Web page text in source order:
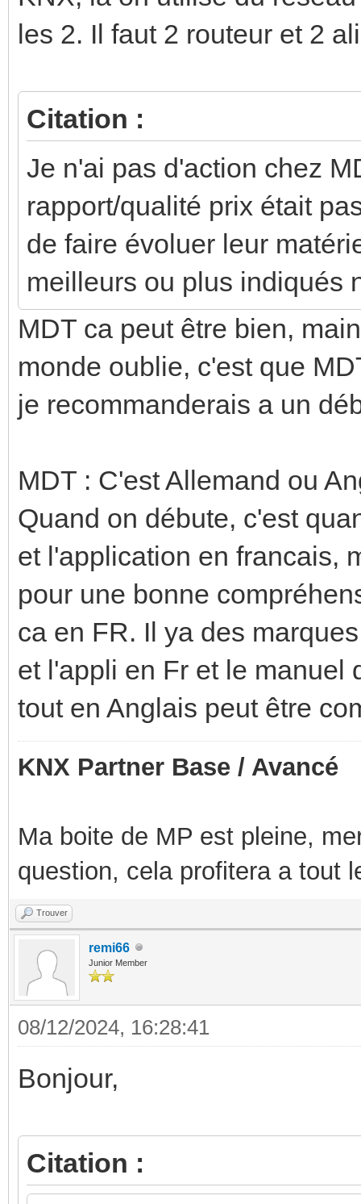
les 2. Il faut 2 routeur et 2
Citation :
Je n'ai pas d'action chez
rapport/qualité prix était
de faire évoluer leur
meilleurs ou plus indiqués
MDT ca peut être bien,
monde oublie, c'est que
je recommanderais a un
MDT : C'est Allemand ou
Quand on débute, c'est
et l'application en francais,
pour une bonne
ca en FR. Il ya des
et l'appli en Fr et le manuel
tout en Anglais peut être
KNX Partner Base / Avancé
Ma boite de MP est pleine,
question, cela profitera a tout
Trouver
remi66
Junior Member
08/12/2024, 16:28:41
Bonjour,
Citation :